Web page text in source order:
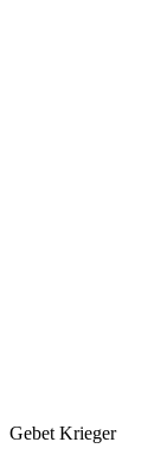
Gebet Krieger